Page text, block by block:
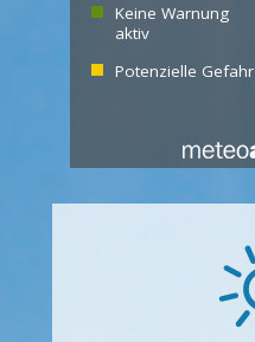
Keine Warnung
aktiv
Potenzielle Gefahr